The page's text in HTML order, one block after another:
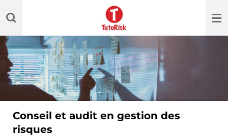
au
principal
Conseil et audit en gestion des
risques